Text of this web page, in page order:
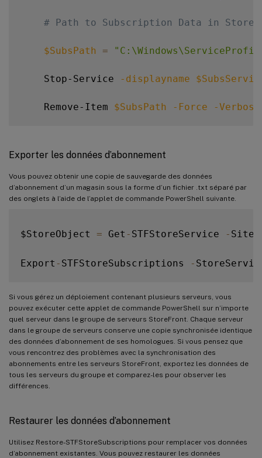
# Path to Subscription Data in
$SubsPath =
    Stop-Service
-displayname
    Remove-Item
$SubsPath -Force -Verbose
    Get-Service
}
Remove-SubscriptionData
Exporter les données d’abonnement
Vous pouvez obtenir une copie de sauvegarde des données
d’abonnement d’un magasin sous la forme d’un fichier .txt séparé par
des onglets à l’aide de l’applet de commande PowerShell suivante.
$StoreObject = Get - STFStoreService -
Export - STFStoreSubscriptions -
Si vous gérez un déploiement contenant plusieurs serveurs, vous
pouvez exécuter cette applet de commande PowerShell sur n’importe
quel serveur dans le groupe de serveurs StoreFront. Chaque serveur
dans le groupe de serveurs conserve une copie synchronisée identique
des données d’abonnement de ses homologues. Si vous pensez que
vous rencontrez des problèmes avec la synchronisation des
abonnements entre les serveurs StoreFront, exportez les données de
tous les serveurs du groupe et comparez-les pour observer les
différences.
Restaurer les données d’abonnement
Utilisez Restore-STFStoreSubscriptions pour remplacer vos données
d’abonnement existantes. Vous pouvez restaurer les données